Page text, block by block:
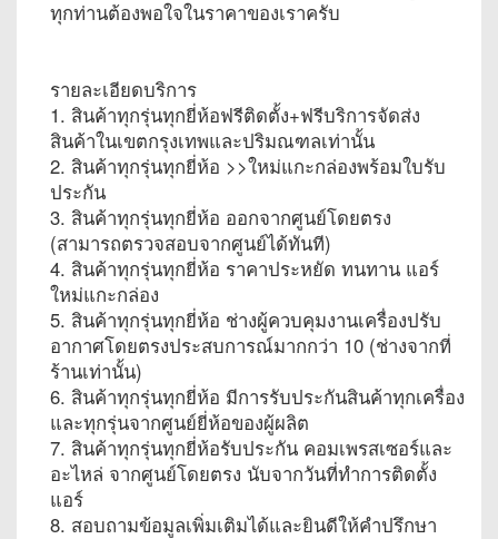
ทุกท่านต้องพอใจในราคาของเราครับ
รายละเอียดบริการ
1. สินค้าทุกรุ่นทุกยี่ห้อฟรีติดตั้ง+ฟรีบริการจัดส่ง
สินค้าในเขตกรุงเทพและปริมณฑลเท่านั้น
2. สินค้าทุกรุ่นทุกยี่ห้อ >>ใหม่แกะกล่องพร้อมใบรับ
ประกัน
3. สินค้าทุกรุ่นทุกยี่ห้อ ออกจากศูนย์โดยตรง
(สามารถตรวจสอบจากศูนย์ได้ทันที)
4. สินค้าทุกรุ่นทุกยี่ห้อ ราคาประหยัด ทนทาน แอร์
ใหม่แกะกล่อง
5. สินค้าทุกรุ่นทุกยี่ห้อ ช่างผู้ควบคุมงานเครื่องปรับ
อากาศโดยตรงประสบการณ์มากกว่า 10 (ช่างจากที่
ร้านเท่านั้น)
6. สินค้าทุกรุ่นทุกยี่ห้อ มีการรับประกันสินค้าทุกเครื่อง
และทุกรุ่นจากศูนย์ยี่ห้อของผู้ผลิต
7. สินค้าทุกรุ่นทุกยี่ห้อรับประกัน คอมเพรสเซอร์และ
อะไหล่ จากศูนย์โดยตรง นับจากวันที่ทำการติดตั้ง
แอร์
8. สอบถามข้อมูลเพิ่มเติมได้และยินดีให้คำปรึกษา